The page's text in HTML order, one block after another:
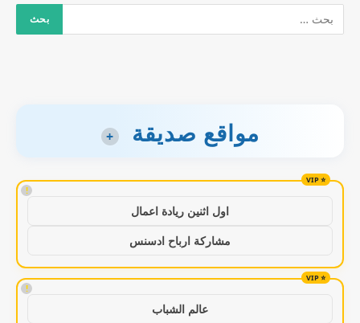
مواقع صديقة +
!
اول اثنين ريادة اعمال
مشاركة ارباح ادسنس
!
عالم الشباب